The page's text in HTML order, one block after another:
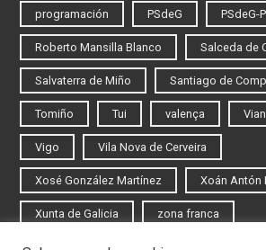
programación PSdeG PSdeG-
Roberto Mansilla Blanco Salceda de
Salvaterra de Miño Santiago de
Tomiño Tui valença
Vigo Vila Nova de Cerveira
Xosé González Martínez Xoán Antón
Xunta de Galicia zona franca